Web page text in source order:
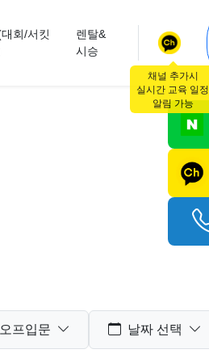
회/서킷
렌탈&
시승
오프입문 날짜 선택
채널 추가시
실시간 교육 일정
알림 가능